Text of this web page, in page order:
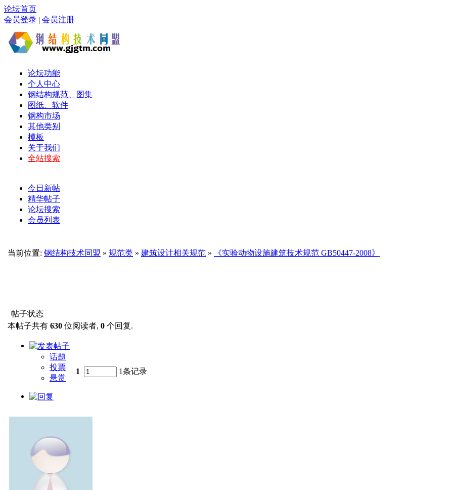
论坛首页
会员登录 | 会员注册
论坛功能
个人中心
钢结构规范、图集
图纸、软件
钢构市场
其他类别
模板
关于我们
全站搜索
今日新帖
精华帖子
论坛搜索
会员列表
当前位置: 钢结构技术同盟 » 规范类 » 建筑设计相关规范 » 《实验动物设施建筑技术规范 GB50447-2008》
帖子状态
本帖子共有 630 位阅读者, 0 个回复.
话题
投票
悬赏
1 1条记录